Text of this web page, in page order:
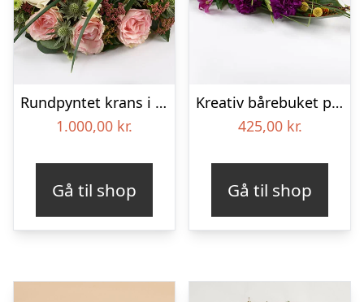
Rundpyntet krans i lyse farver – Blomster til begravelse
1.000,00 kr.
Gå til shop
Kreativ bårebuket på stort blad – Blomster til begravelse
425,00 kr.
Gå til shop